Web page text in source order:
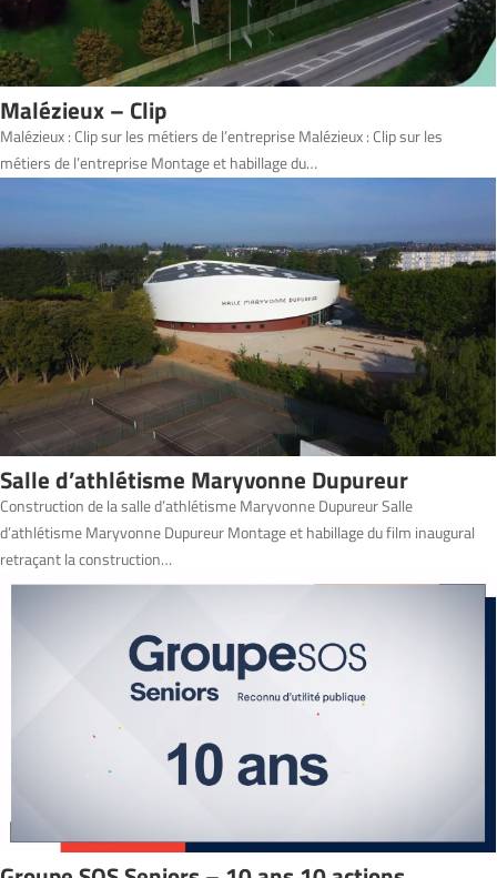
Malézieux – Clip
Malézieux : Clip sur les métiers de l’entreprise Malézieux : Clip sur les
métiers de l’entreprise Montage et habillage du…
Salle d’athlétisme Maryvonne Dupureur
Construction de la salle d’athlétisme Maryvonne Dupureur Salle
d’athlétisme Maryvonne Dupureur Montage et habillage du film inaugural
retraçant la construction…